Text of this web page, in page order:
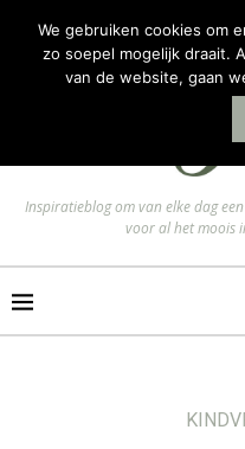
Inspiratieblog om van elke dag
voor al het moois
We gebruiken cookies om
zo soepel mogelijk draait.
van de website, gaan